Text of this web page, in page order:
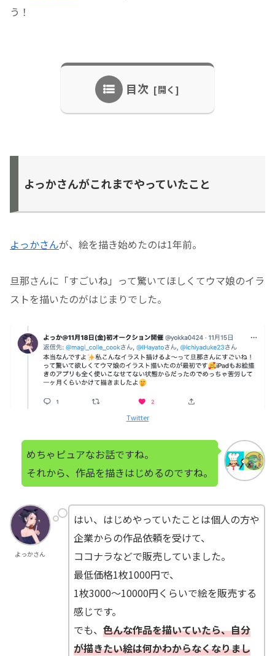
う！
目次
よっかさんがこれまでやっていたこと
よっかさんが、絵を描き始めたのは1年前。
旦那さんに「すごいね」って驚いてほしくてウマ娘のイラ
ストを描いたのがはじまりでした。
Twitter
めちゃピュアなお話ですね。
それから、作品を描きはじめるのですね。
よっかさん
はい、はじめやっていたことは個人の方や
企業からの作品依頼を受けて、
ココナラなどで販売していました。
最低価格1枚1000円で、
1枚3000〜10000円くらいで絵を販売する
感じです。
でも、 色んな作品を描いていたら、自分
が描きたい絵は何かわからなくなりまし